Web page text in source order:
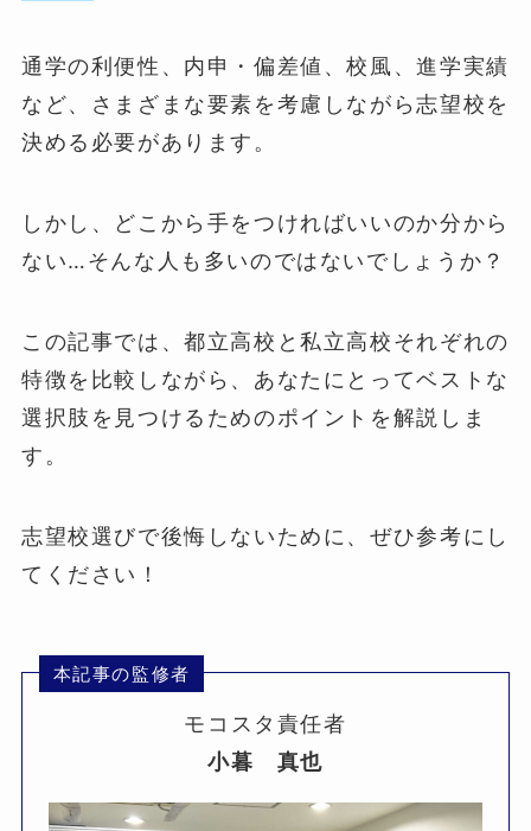
通学の利便性、内申・偏差値、校風、進学実績
など、さまざまな要素を考慮しながら志望校を
決める必要があります。
しかし、どこから手をつければいいのか分から
ない…そんな人も多いのではないでしょうか？
この記事では、都立高校と私立高校それぞれの
特徴を比較しながら、あなたにとってベストな
選択肢を見つけるためのポイントを解説しま
す。
志望校選びで後悔しないために、ぜひ参考にし
てください！
本記事の監修者
モコスタ責任者
小暮 真也